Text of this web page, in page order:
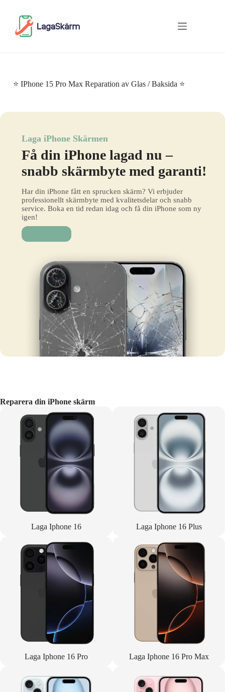
⭐ IPhone 15 Pro Max Reparation av Glas / Baksida ⭐
Laga iPhone Skärmen
Få din iPhone lagad nu –
snabb skärmbyte med garanti!
Har din iPhone fått en sprucken skärm? Vi erbjuder
professionellt skärmbyte med kvalitetsdelar och snabb
service. Boka en tid redan idag och få din iPhone som ny
igen!
Reparera din iPhone skärm
Laga Iphone 16 Laga Iphone 16 Plus
Laga Iphone 16 Pro Laga Iphone 16 Pro Max